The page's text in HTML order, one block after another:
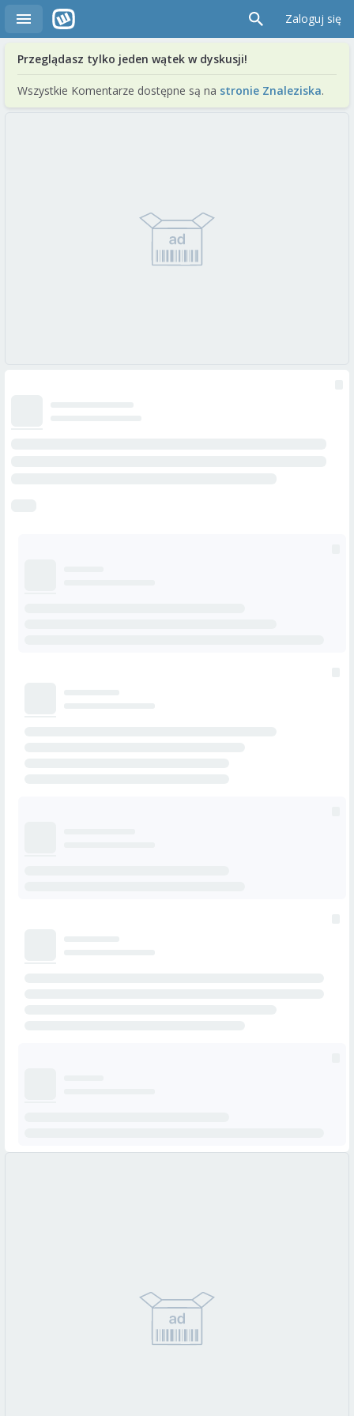
Zaloguj się
Przeglądasz tylko jeden wątek w dyskusji!
Wszystkie Komentarze dostępne są na stronie Znaleziska.